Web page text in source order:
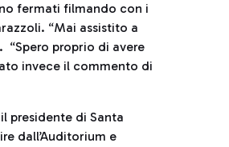
fermati filmando con i
“Mai assistito a
proprio di avere
invece il commento di
presidente di Santa
dall’Auditorium e